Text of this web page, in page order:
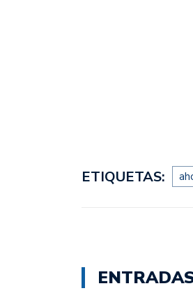
ETIQUETAS: